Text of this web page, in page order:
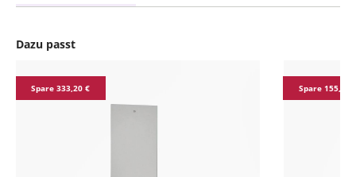
Dazu passt
Spare 333,20 € Spare 155,89